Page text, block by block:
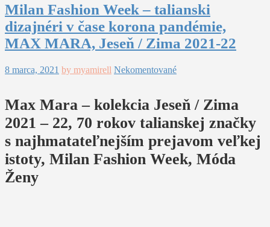
Milan Fashion Week – talianski
dizajnéri v čase korona pandémie,
MAX MARA, Jeseň / Zima 2021-22
8 marca, 2021 by myamirell Nekomentované
Max Mara – kolekcia Jeseň / Zima
2021 – 22, 70 rokov talianskej značky
s najhmatateľnejším prejavom veľkej
istoty, Milan Fashion Week, Móda
Ženy